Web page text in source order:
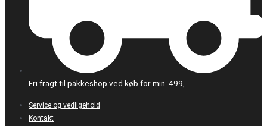
Fri fragt til pakkeshop ved køb for min. 499,-
Service og vedligehold
Kontakt